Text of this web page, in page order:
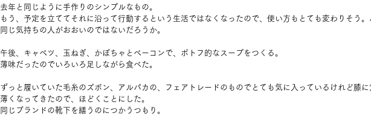
去年と同じように手作りのシンプルなもの。
もう、予定を立ててそれに沿って行動するという生活ではなくなったので、使い方もとても変わりそう
同じ気持ちの人がおおいのではないだろうか。
午後、キャベツ、玉ねぎ、かぼちゃとベーコンで、ポトフ的なスープをつくる。
薄味だったのでいろいろ足しながら食べた。
ずっと履いていた毛糸のズボン、アルパカの、フェアトレードのものでとても気に入っているけれど膝に
薄くなってきたので、ほどくことにした。
同じブランドの靴下を繕うのにつかうつもり。